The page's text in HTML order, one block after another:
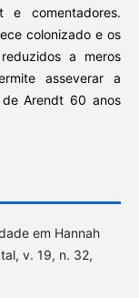
comentadores.
colonizado e os
a meros
asseverar a
de Arendt 60 anos
em Hannah
v. 19, n. 32,